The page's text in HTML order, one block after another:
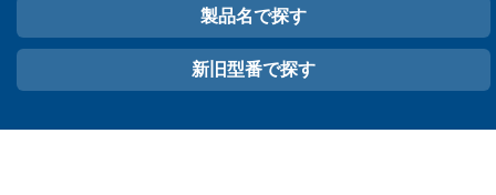
製品名で探す
新旧型番で探す